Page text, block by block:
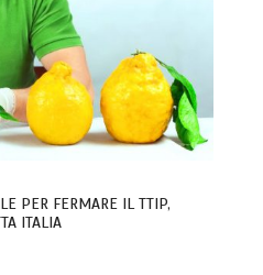
PER FERMARE IL TTIP,
ITALIA